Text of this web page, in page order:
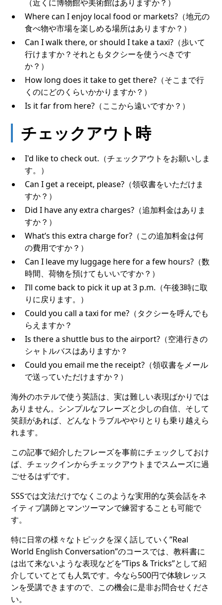
（近くに博物館や美術館はありますか？）
Where can I enjoy local food or markets?（地元の
食べ物や市場を楽しめる場所はありますか？）
Can I walk there, or should I take a taxi?（歩いて
行けますか？それともタクシーを使うべきです
か？）
How long does it take to get there?（そこまで行
くのにどのくらいかかりますか？）
Is it far from here?（ここから遠いですか？）
チェックアウト時
I'd like to check out.（チェックアウトをお願いしま
す。）
Can I get a receipt, please?（領収書をいただけま
すか？）
Did I have any extra charges?（追加料金はありま
すか？）
What’s this extra charge for?（この追加料金は何
の費用ですか？）
Can I leave my luggage here for a few hours?（数
時間、荷物を預けてもいいですか？）
I’ll come back to pick it up at 3 p.m.（午後3時に取
りに戻ります。）
Could you call a taxi for me?（タクシーを呼んでも
らえますか？
Is there a shuttle bus to the airport?（空港行きの
シャトルバスはありますか？
Could you email me the receipt?（領収書をメール
で送っていただけますか？）
海外のホテルで使う英語は、実は難しい表現ばかりでは
ありません。シンプルなフレーズと少しの自信、そして
笑顔があれば、どんなトラブルややりとりも乗り越えら
れます。
この記事で紹介したフレーズを事前にチェックしておけ
ば、チェックインからチェックアウトまでスムーズに過
ごせるはずです。
SSSでは文法だけでなくこのような実用的な英会話をネ
イティブ講師とマンツーマンで練習することも可能で
す。
特に日常の様々なトピックを深く話していく”Real
World English Conversation”のコースでは、教科書に
は出て来ないような表現などを”Tips & Tricks”として紹
介していてとても人気です。今なら500円で体験レッス
ンを受講できますので、この機会に是非お問合せくださ
い。